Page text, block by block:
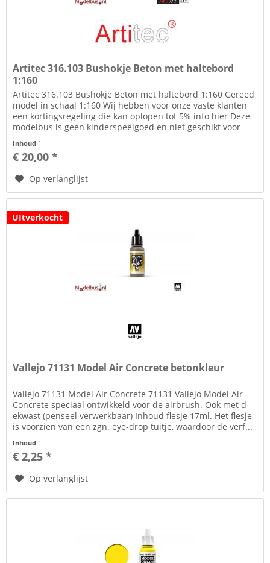
Artitec 316.103 Bushokje Beton met haltebord
1:160
Artitec 316.103 Bushokje Beton met haltebord 1:160 Gereed
model in schaal 1:160 Wij hebben voor onze vaste klanten
een kortingsregeling die kan oplopen tot 5% info hier Deze
modelbus is geen kinderspeelgoed en niet geschikt voor
Inhoud 1
€ 20,00 *
Op verlanglijst
UItverkocht
Vallejo 71131 Model Air Concrete betonkleur
Vallejo 71131 Model Air Concrete 71131 Vallejo Model Air
Concrete speciaal ontwikkeld voor de airbrush. Ook met d
ekwast (penseel verwerkbaar) Inhoud flesje 17ml. Het flesje
is voorzien van een zgn. eye-drop tuitje, waardoor de verf...
Inhoud 1
€ 2,25 *
Op verlanglijst